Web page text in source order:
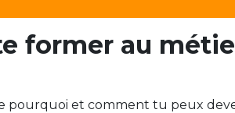
former au
pourquoi et comment tu peux